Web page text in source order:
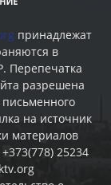
принадлежат
в
Перепечатка
разрешена
на источник
материалов
25234